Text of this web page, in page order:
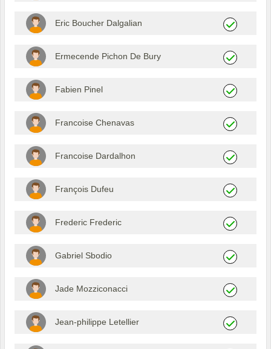
Eric Boucher Dalgalian
Ermecende Pichon De Bury
Fabien Pinel
Francoise Chenavas
Francoise Dardalhon
François Dufeu
Frederic Frederic
Gabriel Sbodio
Jade Mozziconacci
Jean-philippe Letellier